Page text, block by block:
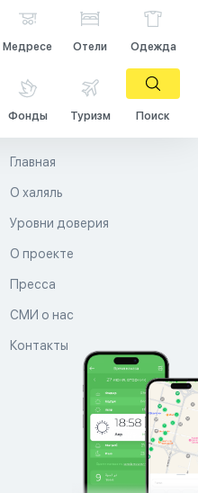
Медресе Отели Одежда
Фонды Туризм Поиск
Главная
О халяль
Уровни доверия
О проекте
Пресса
СМИ о нас
Контакты